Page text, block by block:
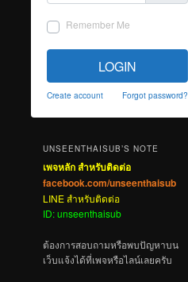
Remember Me
LOGIN
Create account Forgot password?
UNSEENTHAISUB’S NOTE
เพจหลัก สำหรับติดต่อ
facebook.com/unseenthaisub
LINE สำหรับติดต่อ
ID: unseenthaisub
ต้องการสอบถามหรือพบปัญหาบน
เว็บแจ้งได้ที่เพจหรือไลน์เลยครับ